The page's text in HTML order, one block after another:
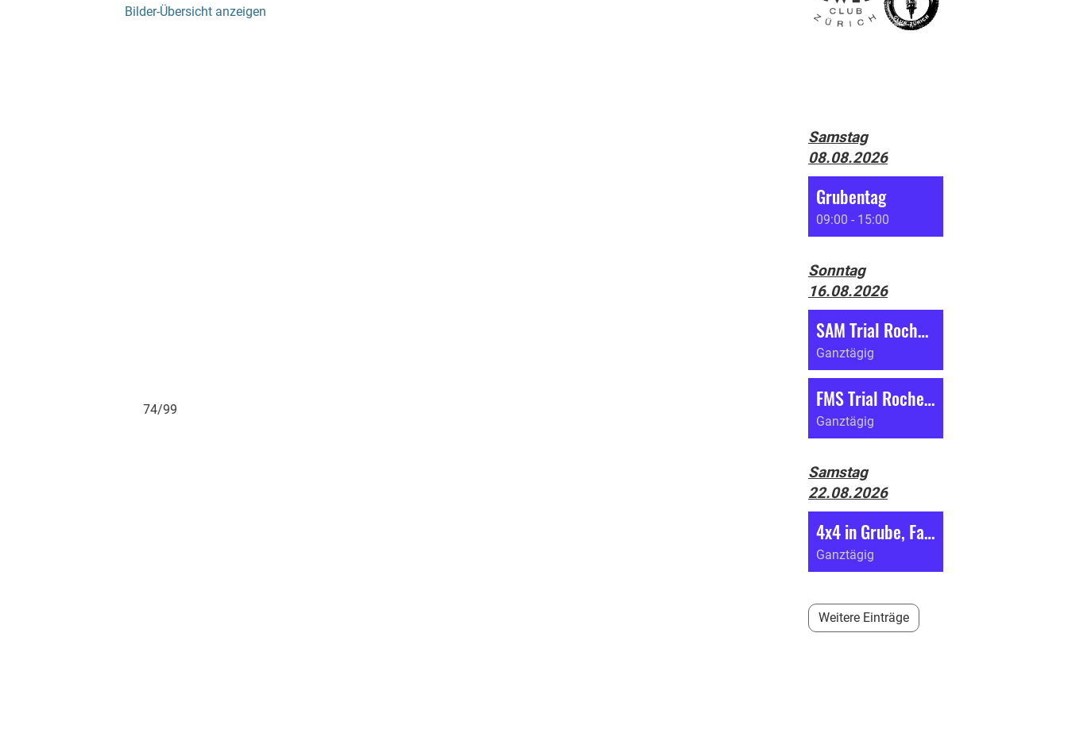
Bilder-Übersicht anzeigen
Samstag
08.08.2026
Grubentag
09:00 - 15:00
Sonntag
16.08.2026
SAM Trial Roches (BE)
Ganztägig
FMS Trial Roches (BE)
Ganztägig
Samstag
22.08.2026
4x4 in Grube, Fahrverbot
Ganztägig
Weitere Einträge